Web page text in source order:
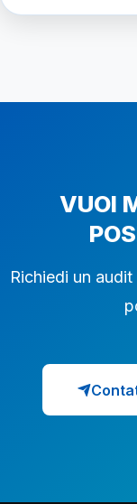
VUOI
Richiedi un